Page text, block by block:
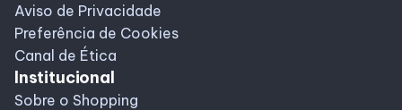
Delivery
Compre Online
Aviso de Privacidade
Preferência de Cookies
Canal de Ética
Institucional
Sobre o Shopping